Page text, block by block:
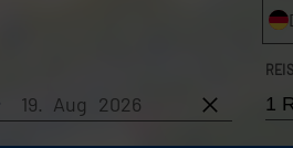
19. Aug 2026